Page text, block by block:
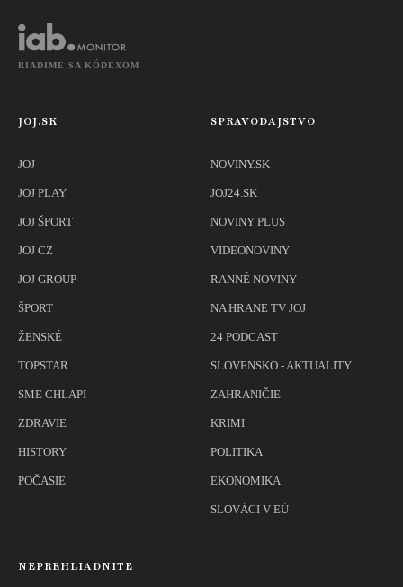
RIADIME SA KÓDEXOM
JOJ.SK
JOJ
JOJ PLAY
JOJ ŠPORT
JOJ CZ
JOJ GROUP
ŠPORT
ŽENSKÉ
TOPSTAR
SME CHLAPI
ZDRAVIE
HISTORY
POČASIE
SPRAVODAJSTVO
NOVINY.SK
JOJ24.SK
NOVINY PLUS
VIDEONOVINY
RANNÉ NOVINY
NA HRANE TV JOJ
24 PODCAST
SLOVENSKO - AKTUALITY
ZAHRANIČIE
KRIMI
POLITIKA
EKONOMIKA
SLOVÁCI V EÚ
NEPREHLIADNITE